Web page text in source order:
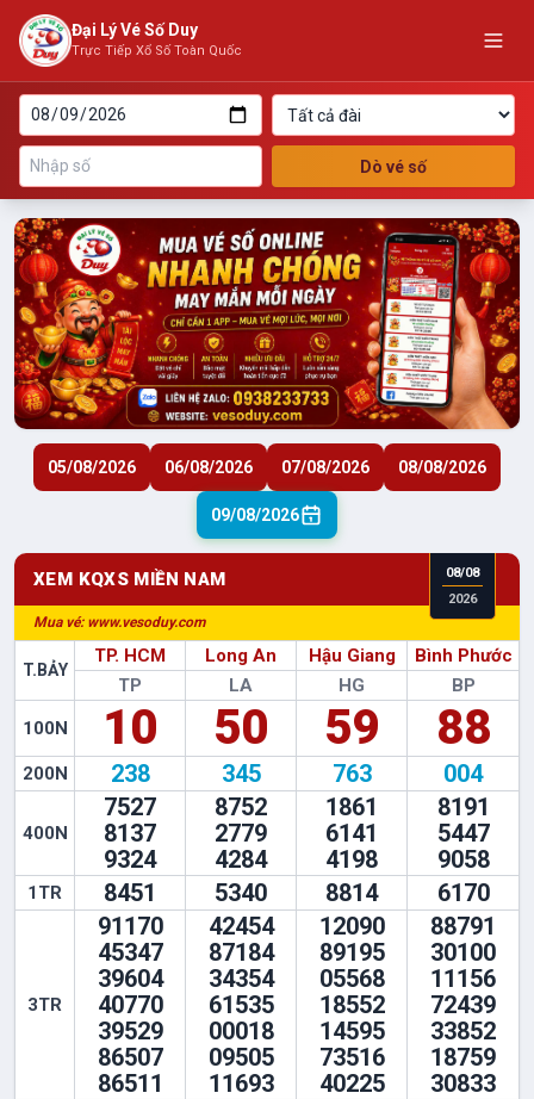
Đại Lý Vé Số Duy
Trực Tiếp Xổ Số Toàn Quốc
Dò vé số
05/08/2026 06/08/2026 07/08/2026 08/08/2026
09/08/2026
XEM KQXS MIỀN NAM
Nhanh Chóng - An Toàn - Bảo Mật
08/08
2026
T.BẢY
TP. HCM Long An Hậu Giang
Bình Phước
TP
LA HG
BP
100N
10 50 59 88
200N 238 345 763 004
400N
7527
8137
9324
8752
2779
4284
1861
6141
4198
8191
5447
9058
1TR 8451 5340 8814 6170
3TR
91170
45347
39604
40770
39529
86507
86511
42454
87184
34354
61535
00018
09505
11693
12090
89195
05568
18552
14595
73516
40225
88791
30100
11156
72439
33852
18759
30833